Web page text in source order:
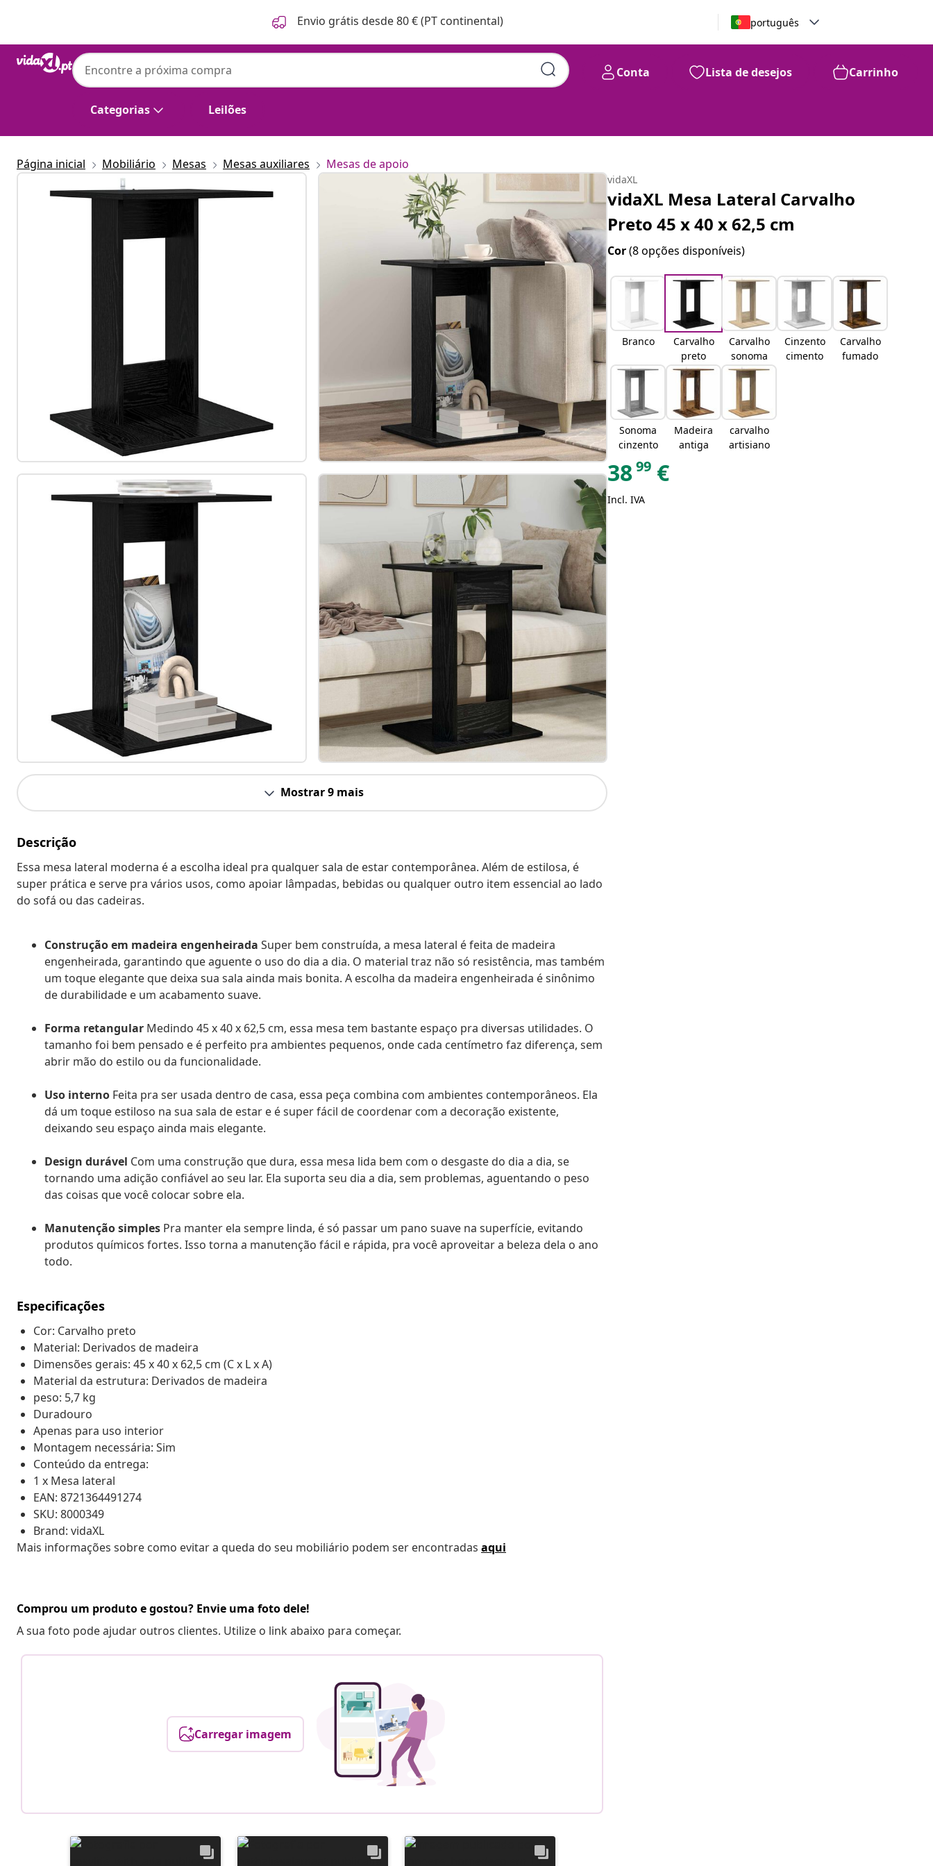
Envio grátis desde 80 € (PT continental) português
Categorias Leilões
Conta Lista de desejos Carrinho
Página inicial Mobiliário Mesas Mesas auxiliares Mesas de apoio
Mostrar 9 mais
Descrição
Essa mesa lateral moderna é a escolha ideal pra qualquer sala de estar contemporânea. Além de estilosa, é
super prática e serve pra vários usos, como apoiar lâmpadas, bebidas ou qualquer outro item essencial ao lado
do sofá ou das cadeiras.
Construção em madeira engenheirada Super bem construída, a mesa lateral é feita de madeira
engenheirada, garantindo que aguente o uso do dia a dia. O material traz não só resistência, mas também
um toque elegante que deixa sua sala ainda mais bonita. A escolha da madeira engenheirada é sinônimo
de durabilidade e um acabamento suave.
Forma retangular Medindo 45 x 40 x 62,5 cm, essa mesa tem bastante espaço pra diversas utilidades. O
tamanho foi bem pensado e é perfeito pra ambientes pequenos, onde cada centímetro faz diferença, sem
abrir mão do estilo ou da funcionalidade.
Uso interno Feita pra ser usada dentro de casa, essa peça combina com ambientes contemporâneos. Ela
dá um toque estiloso na sua sala de estar e é super fácil de coordenar com a decoração existente,
deixando seu espaço ainda mais elegante.
Design durável Com uma construção que dura, essa mesa lida bem com o desgaste do dia a dia, se
tornando uma adição confiável ao seu lar. Ela suporta seu dia a dia, sem problemas, aguentando o peso
das coisas que você colocar sobre ela.
Manutenção simples Pra manter ela sempre linda, é só passar um pano suave na superfície, evitando
produtos químicos fortes. Isso torna a manutenção fácil e rápida, pra você aproveitar a beleza dela o ano
todo.
Especificações
Cor: Carvalho preto
Material: Derivados de madeira
Dimensões gerais: 45 x 40 x 62,5 cm (C x L x A)
Material da estrutura: Derivados de madeira
peso: 5,7 kg
Duradouro
Apenas para uso interior
Montagem necessária: Sim
Conteúdo da entrega:
1 x Mesa lateral
EAN: 8721364491274
SKU: 8000349
Brand: vidaXL
Mais informações sobre como evitar a queda do seu mobiliário podem ser encontradas aqui
Comprou um produto e gostou? Envie uma foto dele!
A sua foto pode ajudar outros clientes. Utilize o link abaixo para começar.
Carregar imagem
vidaXL
vidaXL Mesa Lateral Carvalho
Preto 45 x 40 x 62,5 cm
Cor(8 opções disponíveis)
Branco
Carvalho
preto
Carvalho
sonoma
Cinzento
cimento
Carvalho
fumado
Sonoma
cinzento
Madeira
antiga
carvalho
artisiano
3899 €
Incl. IVA